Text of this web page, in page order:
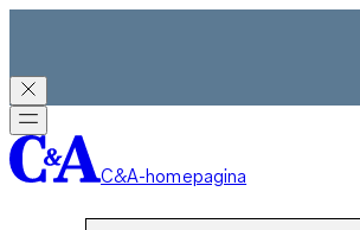
C&A-homepagina